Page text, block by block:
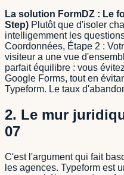
La solution FormDZ : Le
Step) Plutôt que d'isoler
intelligemment les
Coordonnées, Étape 2 :
visiteur a une vue
parfait équilibre : vous
Google Forms, tout en
Typeform. Le taux
2. Le mur
07
C'est l'argument qui fait
les agences. Typeform est